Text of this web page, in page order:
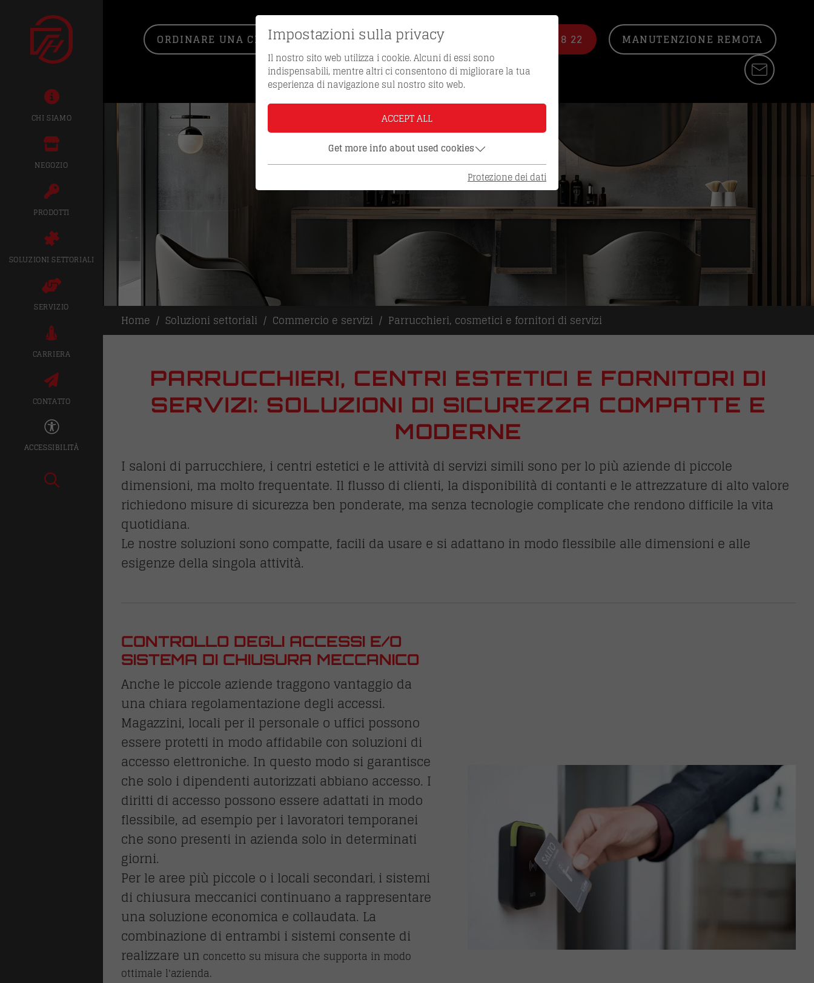
ORDINARE UNA CHIAVE DI RICAMBIO NUMERO VERDE 0512 / 22 8 22 MANUTENZIONE REMOTA
CHI SIAMO
NEGOZIO
PRODOTTI
SOLUZIONI SETTORIALI
SERVIZIO
CARRIERA
CONTATTO
ACCESSIBILITÀ
Home Soluzioni settoriali Commercio e servizi Parrucchieri, cosmetici e fornitori di servizi
PARRUCCHIERI, CENTRI ESTETICI E FORNITORI DI
SERVIZI: SOLUZIONI DI SICUREZZA COMPATTE E
MODERNE
I saloni di parrucchiere, i centri estetici e le attività di servizi simili sono per lo più aziende di piccole
dimensioni, ma molto frequentate. Il flusso di clienti, la disponibilità di contanti e le attrezzature di alto valore
richiedono misure di sicurezza ben ponderate, ma senza tecnologie complicate che rendono difficile la vita
quotidiana.
Le nostre soluzioni sono compatte, facili da usare e si adattano in modo flessibile alle dimensioni e alle
esigenze della singola attività.
CONTROLLO DEGLI ACCESSI E/O
SISTEMA DI CHIUSURA MECCANICO
Anche le piccole aziende traggono vantaggio da
una chiara regolamentazione degli accessi.
Magazzini, locali per il personale o uffici possono
essere protetti in modo affidabile con soluzioni di
accesso elettroniche. In questo modo si garantisce
che solo i dipendenti autorizzati abbiano accesso. I
diritti di accesso possono essere adattati in modo
flessibile, ad esempio per i lavoratori temporanei
che sono presenti in azienda solo in determinati
giorni.
Per le aree più piccole o i locali secondari, i sistemi
di chiusura meccanici continuano a rappresentare
una soluzione economica e collaudata. La
combinazione di entrambi i sistemi consente di
realizzare un concetto su misura che supporta in modo
ottimale l'azienda.
Impostazioni sulla privacy
Il nostro sito web utilizza i cookie. Alcuni di essi sono
indispensabili, mentre altri ci consentono di migliorare la tua
esperienza di navigazione sul nostro sito web.
ACCEPT ALL
Get more info about used cookies
Protezione dei dati